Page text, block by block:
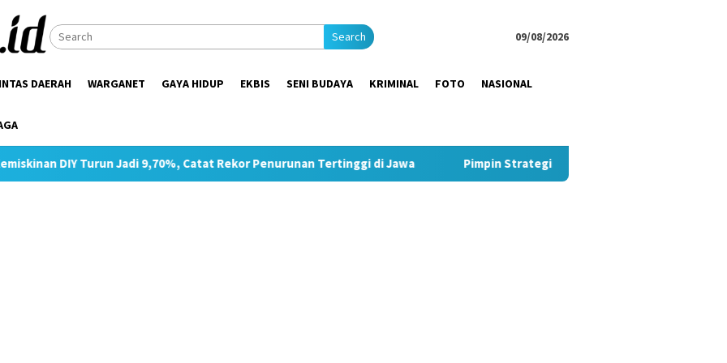
Search 09/08/2026
DAERAH WARGANET GAYA HIDUP EKBIS SENI BUDAYA KRIMINAL FOTO NASIONAL
Jadi 9,70%, Catat Rekor Penurunan Tertinggi di Jawa Pimpin Strategi Komunikasi JNE, Kurnia Nugraha Sabet